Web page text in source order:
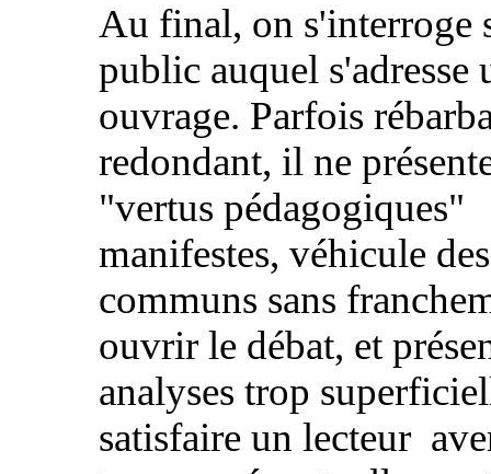
Au final, on s'interroge
public auquel s'adresse
ouvrage. Parfois
redondant, il ne
"vertus pédagogiques"
manifestes, véhicule
communs sans
ouvrir le débat, et
analyses trop
satisfaire un lecteur